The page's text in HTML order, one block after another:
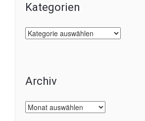
Kategorien
Kategorien
Archiv
Archiv